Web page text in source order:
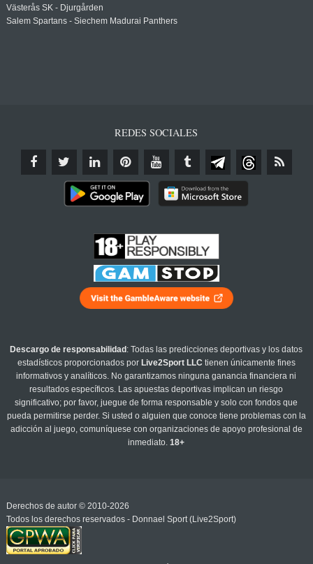
Västerås SK - Djurgården
Salem Spartans - Siechem Madurai Panthers
REDES SOCIALES
Descargo de responsabilidad : Todas las predicciones deportivas y los datos
estadísticos proporcionados por Live2Sport LLC tienen únicamente fines
informativos y analíticos. No garantizamos ninguna ganancia financiera ni
resultados específicos. Las apuestas deportivas implican un riesgo
significativo; por favor, juegue de forma responsable y solo con fondos que
pueda permitirse perder. Si usted o alguien que conoce tiene problemas con la
adicción al juego, comuníquese con organizaciones de apoyo profesional de
inmediato.18+
Derechos de autor © 2010-2026
Todos los derechos reservados - Donnael Sport (Live2Sport)